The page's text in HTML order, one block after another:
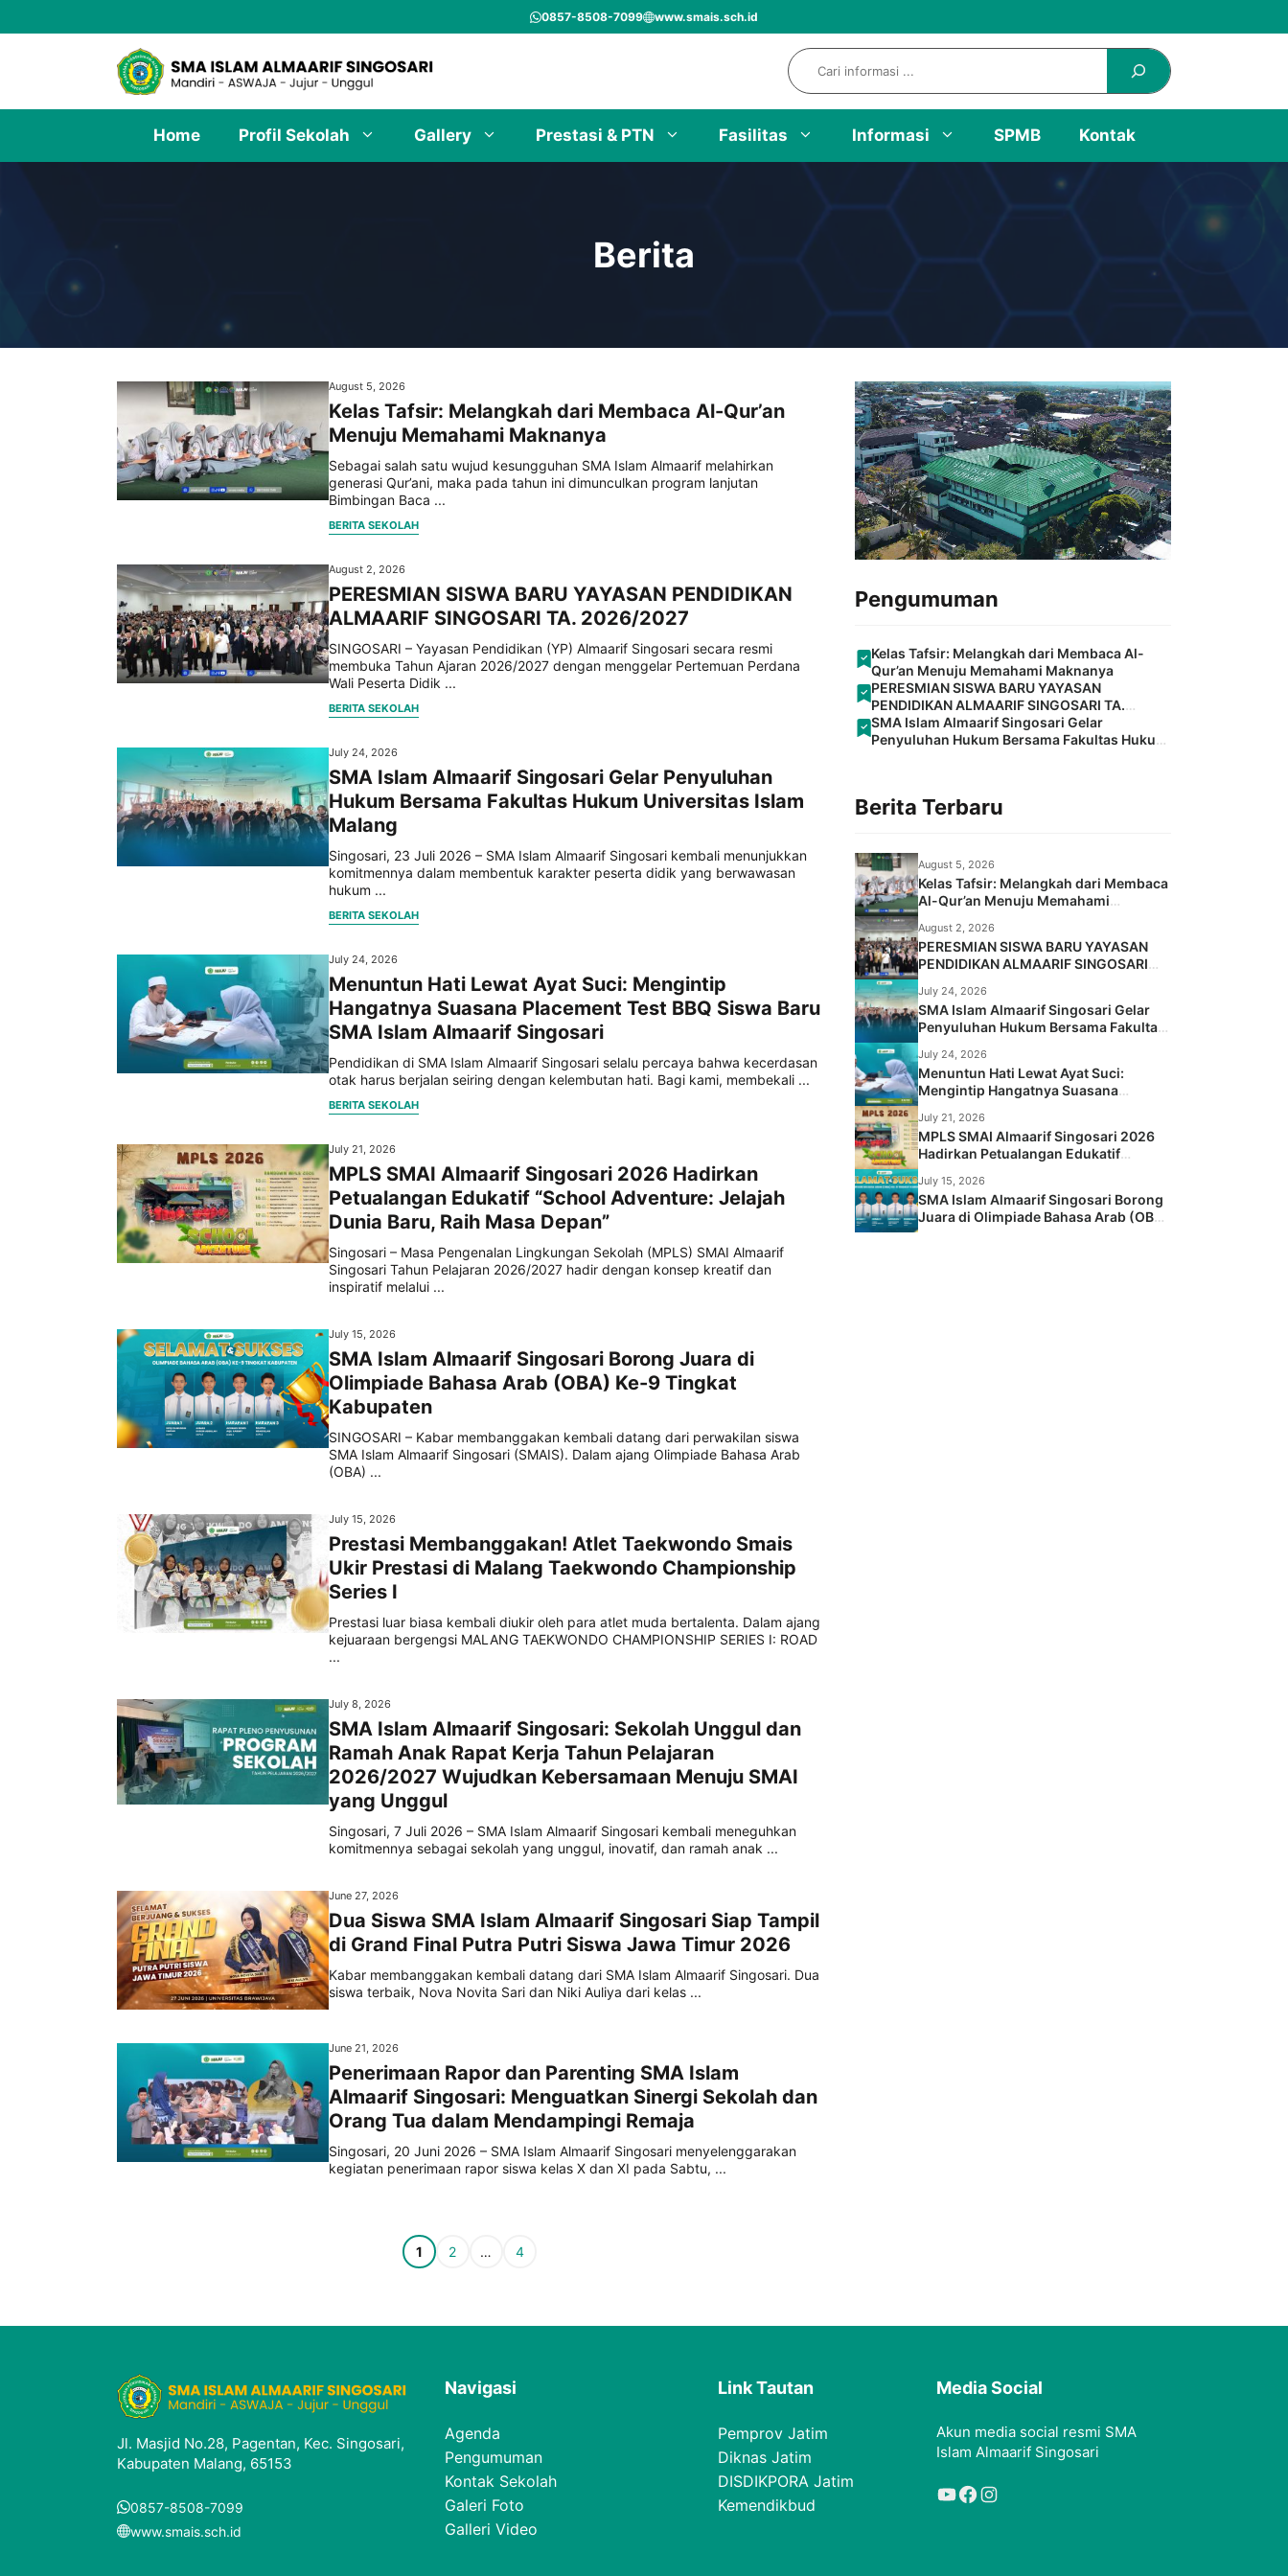
to
0857-8508-7099 www.smais.sch.id
Search
Home Profil Sekolah Gallery Prestasi & PTN Fasilitas Informasi SPMB Kontak
Berita
August 5, 2026
Kelas Tafsir: Melangkah dari Membaca Al-Qur’an
Menuju Memahami Maknanya
Sebagai salah satu wujud kesungguhan SMA Islam Almaarif melahirkan
generasi Qur’ani, maka pada tahun ini dimunculkan program lanjutan
Bimbingan Baca ...
BERITA SEKOLAH
August 2, 2026
PERESMIAN SISWA BARU YAYASAN PENDIDIKAN
ALMAARIF SINGOSARI TA. 2026/2027
SINGOSARI – Yayasan Pendidikan (YP) Almaarif Singosari secara resmi
membuka Tahun Ajaran 2026/2027 dengan menggelar Pertemuan Perdana
Wali Peserta Didik ...
BERITA SEKOLAH
July 24, 2026
SMA Islam Almaarif Singosari Gelar Penyuluhan
Hukum Bersama Fakultas Hukum Universitas Islam
Malang
Singosari, 23 Juli 2026 – SMA Islam Almaarif Singosari kembali menunjukkan
komitmennya dalam membentuk karakter peserta didik yang berwawasan
hukum ...
BERITA SEKOLAH
July 24, 2026
Menuntun Hati Lewat Ayat Suci: Mengintip
Hangatnya Suasana Placement Test BBQ Siswa Baru
SMA Islam Almaarif Singosari
Pendidikan di SMA Islam Almaarif Singosari selalu percaya bahwa kecerdasan
otak harus berjalan seiring dengan kelembutan hati. Bagi kami, membekali ...
BERITA SEKOLAH
July 21, 2026
MPLS SMAI Almaarif Singosari 2026 Hadirkan
Petualangan Edukatif “School Adventure: Jelajah
Dunia Baru, Raih Masa Depan”
Singosari – Masa Pengenalan Lingkungan Sekolah (MPLS) SMAI Almaarif
Singosari Tahun Pelajaran 2026/2027 hadir dengan konsep kreatif dan
inspiratif melalui ...
July 15, 2026
SMA Islam Almaarif Singosari Borong Juara di
Olimpiade Bahasa Arab (OBA) Ke-9 Tingkat
Kabupaten
SINGOSARI – Kabar membanggakan kembali datang dari perwakilan siswa
SMA Islam Almaarif Singosari (SMAIS). Dalam ajang Olimpiade Bahasa Arab
(OBA) ...
July 15, 2026
Prestasi Membanggakan! Atlet Taekwondo Smais
Ukir Prestasi di Malang Taekwondo Championship
Series I
Prestasi luar biasa kembali diukir oleh para atlet muda bertalenta. Dalam ajang
kejuaraan bergengsi MALANG TAEKWONDO CHAMPIONSHIP SERIES I: ROAD
...
July 8, 2026
SMA Islam Almaarif Singosari: Sekolah Unggul dan
Ramah Anak Rapat Kerja Tahun Pelajaran
2026/2027 Wujudkan Kebersamaan Menuju SMAI
yang Unggul
Singosari, 7 Juli 2026 – SMA Islam Almaarif Singosari kembali meneguhkan
komitmennya sebagai sekolah yang unggul, inovatif, dan ramah anak ...
June 27, 2026
Dua Siswa SMA Islam Almaarif Singosari Siap Tampil
di Grand Final Putra Putri Siswa Jawa Timur 2026
Kabar membanggakan kembali datang dari SMA Islam Almaarif Singosari. Dua
siswa terbaik, Nova Novita Sari dan Niki Auliya dari kelas ...
June 21, 2026
Penerimaan Rapor dan Parenting SMA Islam
Almaarif Singosari: Menguatkan Sinergi Sekolah dan
Orang Tua dalam Mendampingi Remaja
Singosari, 20 Juni 2026 – SMA Islam Almaarif Singosari menyelenggarakan
kegiatan penerimaan rapor siswa kelas X dan XI pada Sabtu, ...
Page
1 Page
2 … Page
4
Pengumuman
Kelas Tafsir: Melangkah dari Membaca Al-
Qur’an Menuju Memahami Maknanya
PERESMIAN SISWA BARU YAYASAN
PENDIDIKAN ALMAARIF SINGOSARI TA.
2026/2027
SMA Islam Almaarif Singosari Gelar
Penyuluhan Hukum Bersama Fakultas Hukum
Berita Terbaru
August 5, 2026
Kelas Tafsir: Melangkah dari Membaca
Al-Qur’an Menuju Memahami
August 2, 2026
PERESMIAN SISWA BARU YAYASAN
PENDIDIKAN ALMAARIF SINGOSARI
July 24, 2026
SMA Islam Almaarif Singosari Gelar
Penyuluhan Hukum Bersama Fakultas
July 24, 2026
Menuntun Hati Lewat Ayat Suci:
Mengintip Hangatnya Suasana
Islam Almaarif Singosari
July 21, 2026
MPLS SMAI Almaarif Singosari 2026
Hadirkan Petualangan Edukatif
Baru, Raih Masa Depan”
July 15, 2026
SMA Islam Almaarif Singosari Borong
Juara di Olimpiade Bahasa Arab (OBA)
Jl. Masjid No.28, Pagentan, Kec. Singosari,
Kabupaten Malang, 65153
0857-8508-7099
www.smais.sch.id
Navigasi
Agenda
Pengumuman
Kontak Sekolah
Galeri Foto
Galleri Video
Link Tautan
Pemprov Jatim
Diknas Jatim
DISDIKPORA Jatim
Kemendikbud
Media Social
Akun media social resmi SMA
Islam Almaarif Singosari
YouTube
Facebook
Instagram